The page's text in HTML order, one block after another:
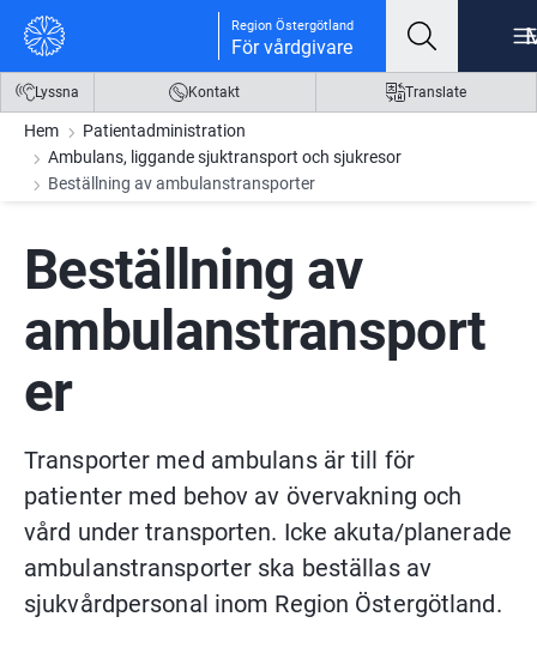
Gå till innehåll
Gå till meny
Gå till sidfot Region Östergötland
För vårdgivare
Lyssna Kontakt Translate
Hem
Patientadministration
Ambulans, liggande sjuktransport och sjukresor
Beställning av ambulanstransporter
Beställning av
ambulanstransport
er
Transporter med ambulans är till för
patienter med behov av övervakning och
vård under transporten. Icke akuta/planerade
ambulanstransporter ska beställas av
sjukvårdpersonal inom Region Östergötland.